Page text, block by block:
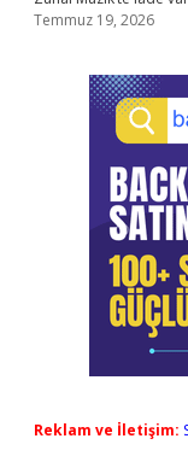
Temmuz 19, 2026
Reklam ve İletişim: